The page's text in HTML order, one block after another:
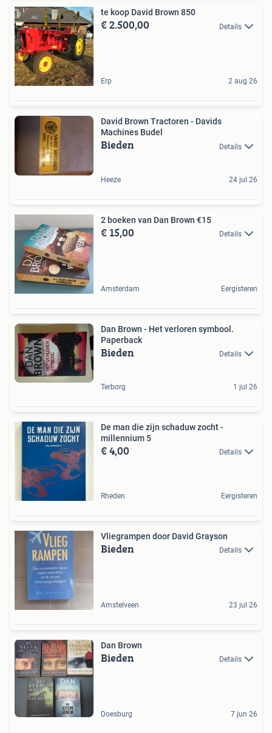
te koop David Brown 850
€ 2.500,00 Details
Erp 2 aug 26
David Brown Tractoren - Davids
Machines Budel
Bieden Details
Heeze 24 jul 26
2 boeken van Dan Brown €15
€ 15,00 Details
Amsterdam Eergisteren
Dan Brown - Het verloren symbool.
Paperback
Bieden Details
Terborg 1 jul 26
De man die zijn schaduw zocht -
millennium 5
€ 4,00 Details
Rheden Eergisteren
Vliegrampen door David Grayson
Bieden Details
Amstelveen 23 jul 26
Dan Brown
Bieden Details
Doesburg 7 jun 26